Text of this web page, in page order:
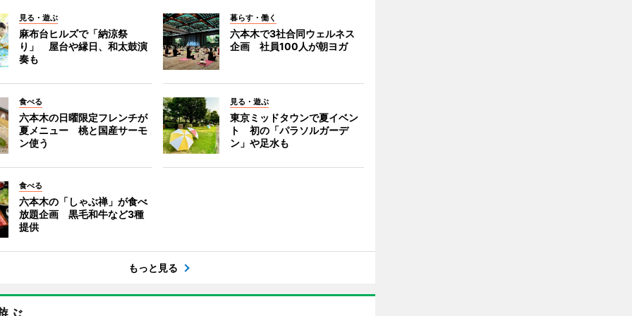
見る・遊ぶ
麻布台ヒルズで「納涼祭
り」 屋台や縁日、和太鼓演
奏も
暮らす・働く
六本木で3社合同ウェルネス
企画 社員100人が朝ヨガ
食べる
六本木の日曜限定フレンチが
夏メニュー 桃と国産サーモ
ン使う
見る・遊ぶ
東京ミッドタウンで夏イベン
ト 初の「パラソルガーデ
ン」や足水も
食べる
六本木の「しゃぶ禅」が食べ
放題企画 黒毛和牛など3種
提供
もっと見る